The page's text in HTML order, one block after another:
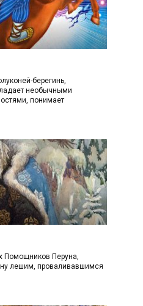
берегинь,
необычными
понимает
Перуна,
лешим, проваливавшимся